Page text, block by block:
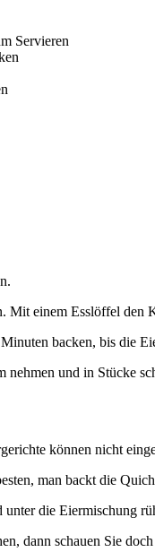
Servieren
Mit einem Esslöffel den
backen, bis die
nehmen und in Stücke
können nicht
man backt die
die Eiermischung
dann schauen Sie